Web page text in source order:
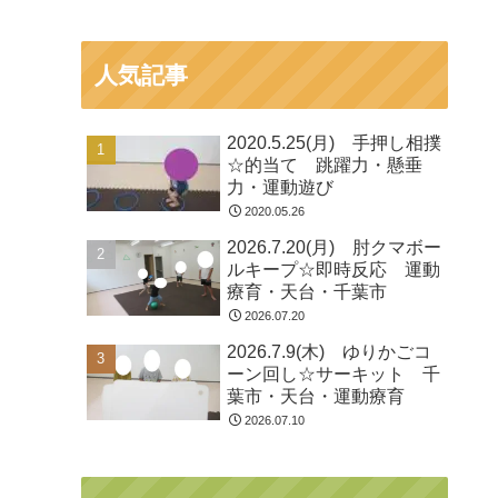
人気記事
2020.5.25(月) 手押し相撲
☆的当て 跳躍力・懸垂
力・運動遊び
2020.05.26
2026.7.20(月) 肘クマボー
ルキープ☆即時反応 運動
療育・天台・千葉市
2026.07.20
2026.7.9(木) ゆりかごコ
ーン回し☆サーキット 千
葉市・天台・運動療育
2026.07.10